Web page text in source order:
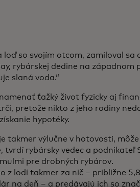
so svojím otcom, zamiloval sa
rybárskej dedine na západnom
slaná voda.“
ťažký život fyzicky aj
pretože nikto z jeho rodiny
hypotéky.
takmer výlučne v hotovosti,
rybársky vedec a podnikateľ
pre drobných rybárov.
z lodí takmer za nič – približne
na deň – a predávajú ich so